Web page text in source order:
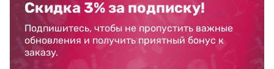
Скидка 3% за подписку!
Подпишитесь, чтобы не пропустить важные
обновления и получить приятный бонус к
заказу.